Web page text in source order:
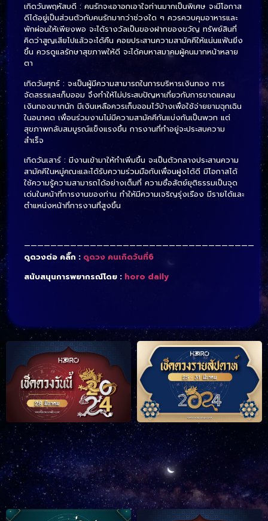
เกิดวันพฤหัสบดี : คนรักจะเอาอกเอาใจท่านมากเป็นพิเศษ จะมีโอกาส
ดีได้อยู่เป็นส่วนตัวกับคนรักมากว่าช่วงใด ๆ ควรควบคุมอาหารและ
พักผ่อนให้เพียงพอ จะได้รางวัลเป็นของฝากของขวัญ ทรัพย์สินที่
คิดว่าสูญเสียไปแล้วจะได้คืน คอยประสานความสามัคคีให้แน่นแฟ้นยิ่ง
ขึ้น ควรดูแลรักษาสุขภาพให้ดี จะได้คบหาสมาคมผู้คนมากหน้าหลาย
ตา
เกิดวันศุกร์ : จะเป็นผู้มีความสามารถในการบริหารเงินทอง การ
จัดสรรและเก็บออม จึงทำให้ไม่ประสบปัญหาเกี่ยวกับการขาดแคลน
เงินทองมากนัก มีเงินเหลือควรเก็บออมไว้บ้างเพื่อใช้จ่ายยามฉุกเฉิน
ในอนาคต เพื่อนร่วมงานไม่มีความสามัคคีกันแบ่งกันเป็นพวก แต่
สุขภาพกลับสมบูรณ์แข็งแรงขึ้น การงานที่ทำอยู่จะประสบความ
สำเร็จ
เกิดวันเสาร์ : มีงานเข้ามาให้ทำเพิ่มขึ้น จะเป็นตัวกลางประสานความ
สามัคคีในหมู่คณะและได้รับความร่วมมือกับเพื่อนฝูงได้ดี มีโอกาสได้
ใช้ความรู้ความสามารถได้อย่างเต็มที่ ความซื่อสัตย์ยุติธรรมเป็นจุด
เด่นในหน้าที่การงานของท่าน ทำให้มีความเจริญรุ่งเรือง มีรายได้และ
ตำแหน่งหน้าที่การงานที่สูงขึ้น
———————————————————————————————————
ดูดวงต่อ คลิ๊ก : ดูดวง คนเกิดวันที่6
สนับสนุนการพยากรณ์โดย : horo daily